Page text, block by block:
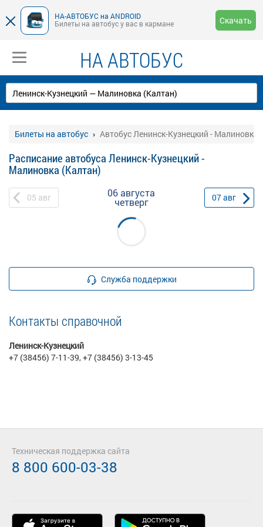
НА-АВТОБУС на ANDROID
Билеты на автобус у вас в кармане
Скачать
НА АВТОБУС
Билеты на автобус Автобус Ленинск-Кузнецкий - Малиновка
Расписание автобуса Ленинск-Кузнецкий -
Малиновка (Калтан)
05 авг 06 августа
четверг 07авг
Служба поддержки
Контакты справочной
Ленинск-Кузнецкий
+7 (38456) 7-11-39, +7 (38456) 3-13-45
Техническая поддержка сайта
8 800 600-03-38